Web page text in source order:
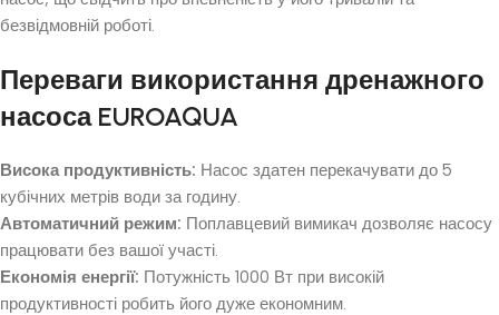
безвідмовній роботі.
Переваги використання дренажного
насоса EUROAQUA
Висока продуктивність: Насос здатен перекачувати до 5
кубічних метрів води за годину.
Автоматичний режим: Поплавцевий вимикач дозволяє насосу
працювати без вашої участі.
Економія енергії: Потужність 1000 Вт при високій
продуктивності робить його дуже економним.